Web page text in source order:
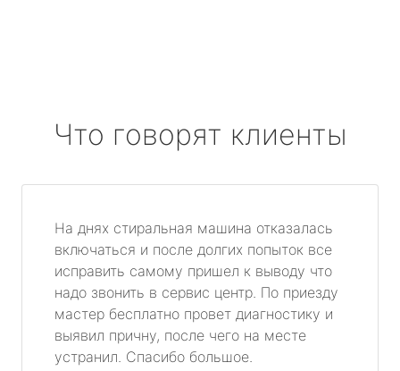
Что говорят клиенты
На днях стиральная машина отказалась
включаться и после долгих попыток все
исправить самому пришел к выводу что
надо звонить в сервис центр. По приезду
мастер бесплатно провет диагностику и
выявил причну, после чего на месте
устранил. Спасибо большое.